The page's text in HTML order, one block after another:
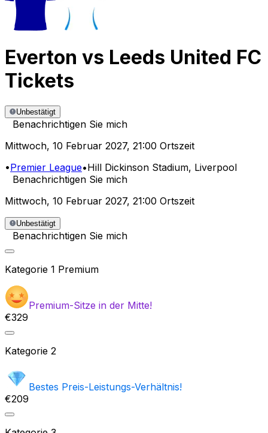
Everton vs Leeds United FC
Tickets
Unbestätigt
Benachrichtigen Sie mich
Mittwoch, 10 Februar 2027, 21:00 Ortszeit
•Premier League•Hill Dickinson Stadium, Liverpool
Benachrichtigen Sie mich
Mittwoch, 10 Februar 2027, 21:00 Ortszeit
Unbestätigt
Benachrichtigen Sie mich
Kategorie 1 Premium
Premium-Sitze in der Mitte!
€329
Kategorie 2
Bestes Preis-Leistungs-Verhältnis!
€209